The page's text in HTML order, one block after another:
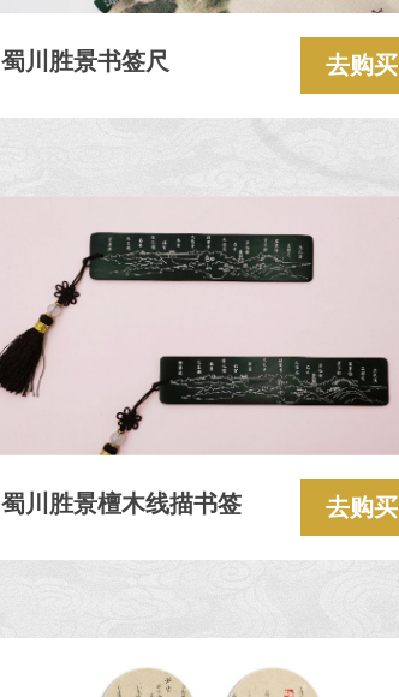
蜀川胜景书签尺 去购买
蜀川胜景檀木线描书签 去购买